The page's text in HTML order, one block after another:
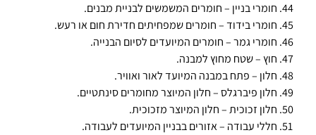
חומרי בניין – חומרים המשמשים לבניית מבנים.
חומרי בידוד – חומרים שמפחיתים חדירת חום או רעש.
חומרי גמר – חומרים המיועדים לסיום הבנייה.
חוץ – שטח מחוץ למבנה.
חלון – פתח במבנה המיועד לאור ואוויר.
חלון פיברגלס – חלון המיוצר מחומרים סינתטיים.
חלון זכוכית – חלון המיוצר מזכוכית.
חללי עבודה – אזורים בבניין המיועדים לעבודה.